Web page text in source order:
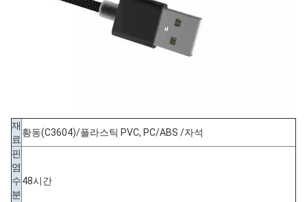
재
료
황동(C3604)/플라스틱 PVC, PC/ABS /자석
핀
염
수
분
48시간